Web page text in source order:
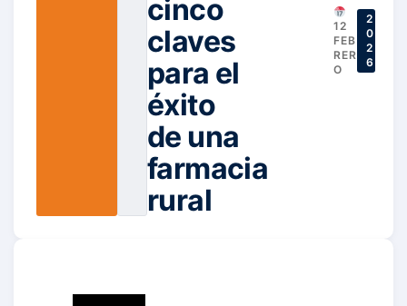
cinco
claves
para el
éxito
de una
farmacia
rural
12
FEB
RER
O
2
0
2
6